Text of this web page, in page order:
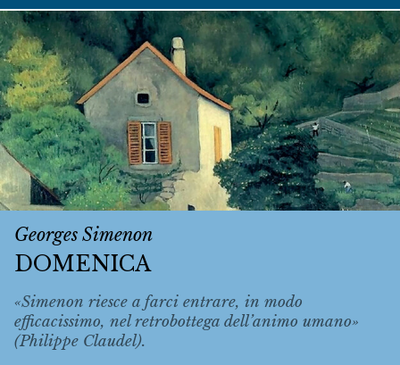
Georges Simenon
DOMENICA
«Simenon riesce a farci entrare, in modo
efficacissimo, nel retrobottega dell’animo umano»
(Philippe Claudel).